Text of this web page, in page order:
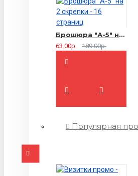
Брошюра "А-5" на 2 скрепки - 16 страниц
63.00р. 189.00р.
Популярная